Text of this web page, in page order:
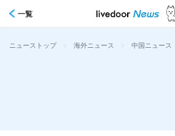
一覧
ニューストップ > 海外ニュース > 中国ニュース